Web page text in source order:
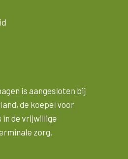
is aangesloten bij
de koepel voor
de vrijwillige
zorg.